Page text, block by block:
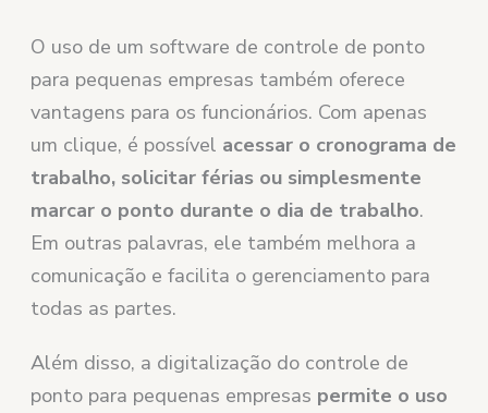
O uso de um software de controle de ponto
para pequenas empresas também oferece
vantagens para os funcionários. Com apenas
um clique, é possível acessar o cronograma de
trabalho, solicitar férias ou simplesmente
marcar o ponto durante o dia de trabalho.
Em outras palavras, ele também melhora a
comunicação e facilita o gerenciamento para
todas as partes.
Além disso, a digitalização do controle de
ponto para pequenas empresas permite o uso